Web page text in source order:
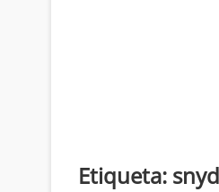
Etiqueta: